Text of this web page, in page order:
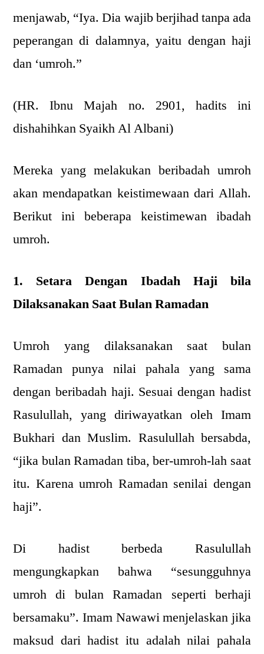
menjawab, “Iya. Dia wajib berjihad tanpa ada
peperangan di dalamnya, yaitu dengan haji
dan ‘umroh.”
(HR. Ibnu Majah no. 2901, hadits ini
dishahihkan Syaikh Al Albani)
Mereka yang melakukan beribadah umroh
akan mendapatkan keistimewaan dari Allah.
Berikut ini beberapa keistimewan ibadah
umroh.
1. Setara Dengan Ibadah Haji bila
Dilaksanakan Saat Bulan Ramadan
Umroh yang dilaksanakan saat bulan
Ramadan punya nilai pahala yang sama
dengan beribadah haji. Sesuai dengan hadist
Rasulullah, yang diriwayatkan oleh Imam
Bukhari dan Muslim. Rasulullah bersabda,
“jika bulan Ramadan tiba, ber-umroh-lah saat
itu. Karena umroh Ramadan senilai dengan
haji”.
Di hadist berbeda Rasulullah
mengungkapkan bahwa “sesungguhnya
umroh di bulan Ramadan seperti berhaji
bersamaku”. Imam Nawawi menjelaskan jika
maksud dari hadist itu adalah nilai pahala